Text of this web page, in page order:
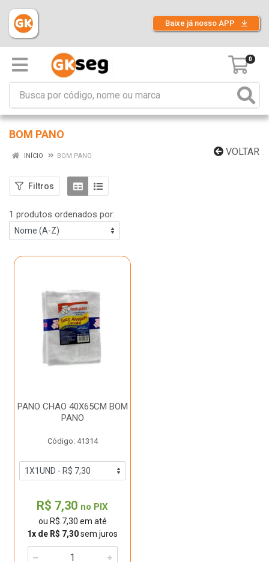
Baixe já nosso APP
0
BOM PANO
VOLTAR
INÍCIO BOM PANO
Filtros
1 produtos ordenados por:
PANO CHAO 40X65CM BOM
PANO
Código: 41314
R$ 7,30 no PIX
ou R$ 7,30 em até
1x de R$ 7,30sem juros